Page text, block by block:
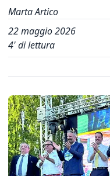
Marta Artico
22 maggio 2026
4' di lettura